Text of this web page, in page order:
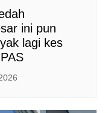
ini pun
lagi kes